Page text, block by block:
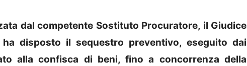
dal competente Sostituto Procuratore, il Giudice
disposto il sequestro preventivo, eseguito dai
alla confisca di beni, fino a concorrenza della